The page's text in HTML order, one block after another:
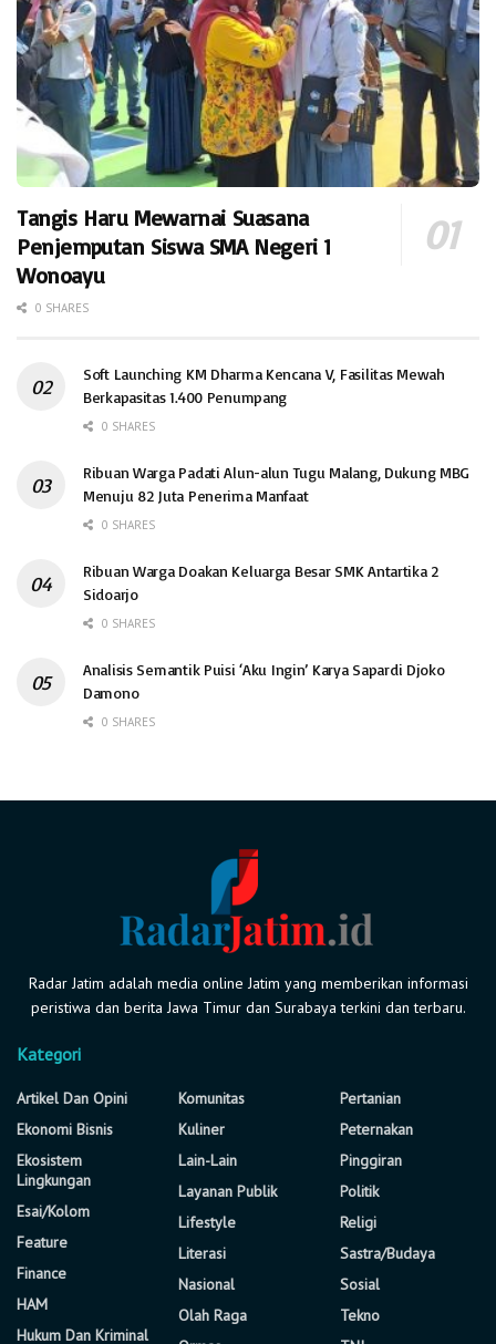
Tangis Haru Mewarnai Suasana
Penjemputan Siswa SMA Negeri 1
Wonoayu
0 SHARES
Soft Launching KM Dharma Kencana V, Fasilitas Mewah
Berkapasitas 1.400 Penumpang
0 SHARES
Ribuan Warga Padati Alun-alun Tugu Malang, Dukung MBG
Menuju 82 Juta Penerima Manfaat
0 SHARES
Ribuan Warga Doakan Keluarga Besar SMK Antartika 2
Sidoarjo
0 SHARES
Analisis Semantik Puisi ‘Aku Ingin’ Karya Sapardi Djoko
Damono
0 SHARES
Radar Jatim adalah media online Jatim yang memberikan informasi
peristiwa dan berita Jawa Timur dan Surabaya terkini dan terbaru.
Kategori
Artikel Dan Opini
Ekonomi Bisnis
Ekosistem
Lingkungan
Esai/Kolom
Feature
Finance
HAM
Hukum Dan Kriminal
Komunitas
Kuliner
Lain-Lain
Layanan Publik
Lifestyle
Literasi
Nasional
Olah Raga
Pertanian
Peternakan
Pinggiran
Politik
Religi
Sastra/Budaya
Sosial
Tekno